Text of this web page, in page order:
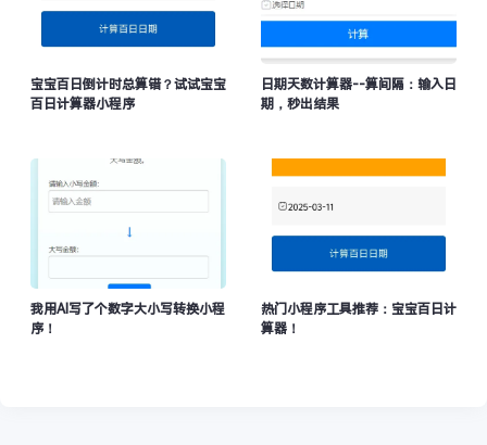
宝宝百日倒计时总算错？试试宝宝
百日计算器小程序
日期天数计算器--算间隔：输入日
期，秒出结果
我用AI写了个数字大小写转换小程
序！
热门小程序工具推荐：宝宝百日计
算器！